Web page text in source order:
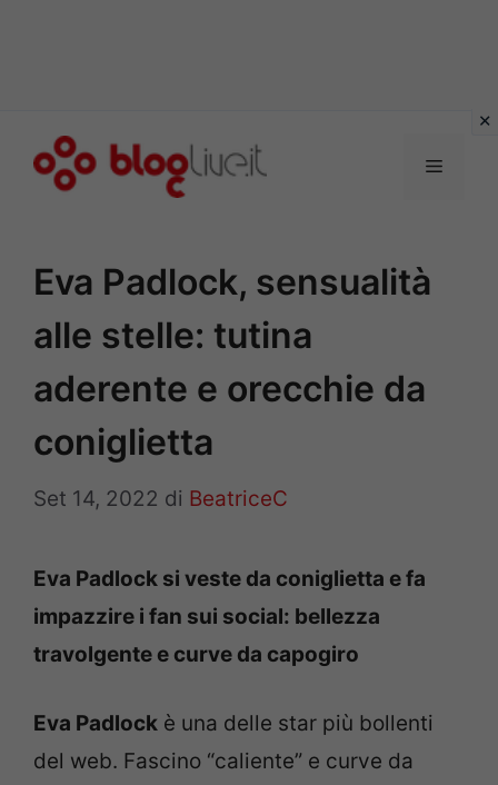
Menu
Eva Padlock, sensualità
alle stelle: tutina
aderente e orecchie da
coniglietta
Set 14, 2022 di BeatriceC
Eva Padlock si veste da coniglietta e fa
impazzire i fan sui social: bellezza
travolgente e curve da capogiro
Eva Padlock è una delle star più bollenti
del web. Fascino “caliente” e curve da